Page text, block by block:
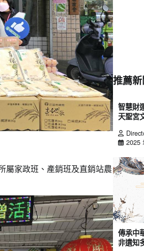
屬家政班、產銷班及直銷站農
推薦
智慧財
天聖宮
2025
傳承中
非遺知